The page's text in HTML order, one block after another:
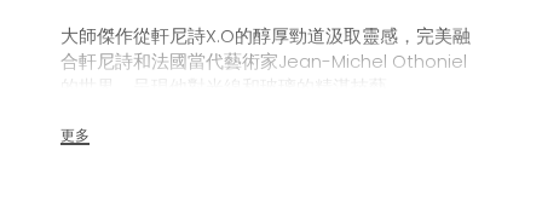
大師傑作從軒尼詩X.O的醇厚勁道汲取靈感，完美融
合軒尼詩和法國當代藝術家Jean-Michel Othoniel
的世界，呈現他對光線和玻璃的精湛技藝。
作品限量108件，由工匠大師為法國巴卡拉水晶
更多